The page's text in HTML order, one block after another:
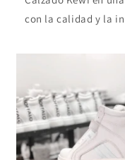
con la calidad y la